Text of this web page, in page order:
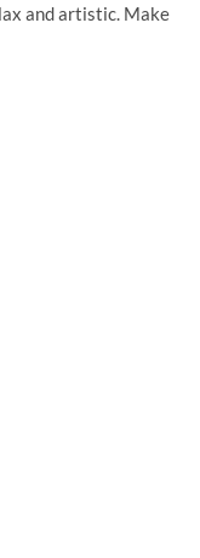
and artistic. Make